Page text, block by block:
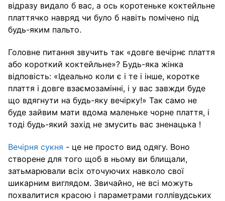
відразу видало б вас, а ось коротеньке коктейльне
платтячко навряд чи було б навіть помічено під
будь-яким пальто.
Головне питання звучить так «довге вечірнє плаття
або короткий коктейльне»? Будь-яка жінка
відповість: «Ідеально коли є і те і інше, коротке
плаття і довге взаємозамінні, і у вас завжди буде
що вдягнути на будь-яку вечірку!» Так само не
буде зайвим мати вдома маленьке чорне плаття, і
тоді будь-який захід не змусить вас зненацька !
Вечірня сукня - це не просто вид одягу. Воно
створене для того щоб в ньому ви блищали,
затьмарювали всіх оточуючих навколо свої
шикарним виглядом. Звичайно, не всі можуть
похвалитися красою і параметрами голлівудських